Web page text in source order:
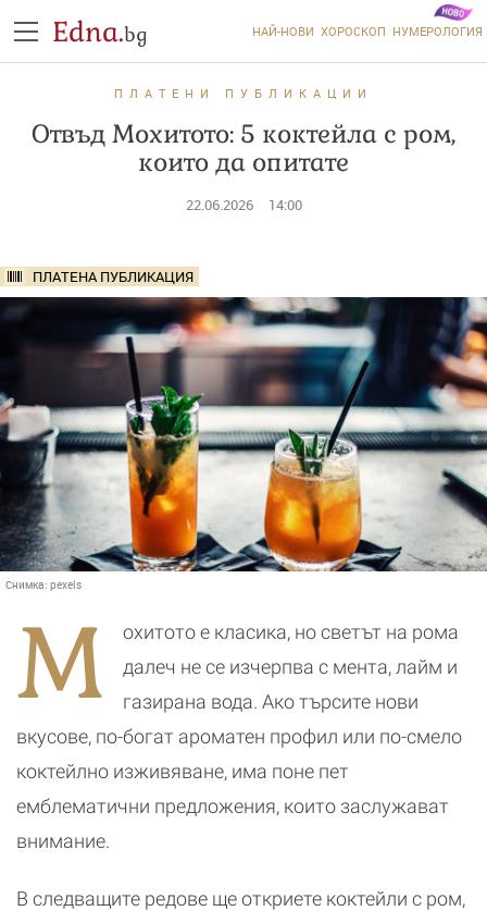
Edna.bg НАЙ-НОВИ ХОРОСКОП НУМЕРОЛОГИЯ
ПЛАТЕНИ ПУБЛИКАЦИИ
Отвъд Мохитото: 5 коктейла с ром,
които да опитате
22.06.2026 14:00
ПЛАТЕНА ПУБЛИКАЦИЯ
Снимка: pexels
М
охитото е класика, но светът на рома
далеч не се изчерпва с мента, лайм и
газирана вода. Ако търсите нови
вкусове, по-богат ароматен профил или по-смело
коктейлно изживяване, има поне пет
емблематични предложения, които заслужават
внимание.
В следващите редове ще откриете коктейли с ром,